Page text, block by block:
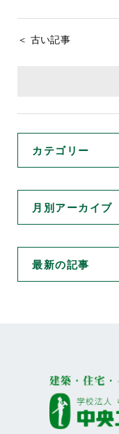
＜ 古い記事
カテゴリー
月別アーカイブ
最新の記事